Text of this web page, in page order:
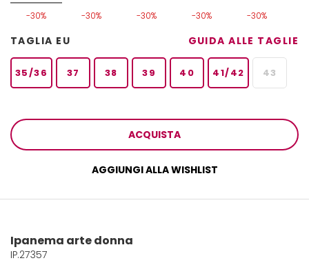
-30% -30% -30% -30% -30%
TAGLIA EU GUIDA ALLE TAGLIE
35/36 37 38 39 40 41/42 43
ACQUISTA
AGGIUNGI ALLA WISHLIST
Ipanema arte donna
IP.27357